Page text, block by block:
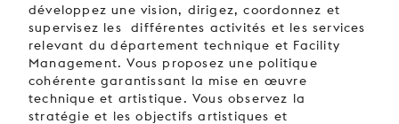
développez une vision, dirigez, coordonnez et
supervisez les différentes activités et les services
relevant du département technique et Facility
Management. Vous proposez une politique
cohérente garantissant la mise en œuvre
technique et artistique. Vous observez la
stratégie et les objectifs artistiques et